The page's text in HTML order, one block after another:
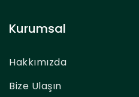
Kurumsal
Hakkımızda
Bize Ulaşın